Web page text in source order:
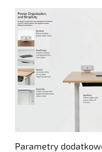
Parametry